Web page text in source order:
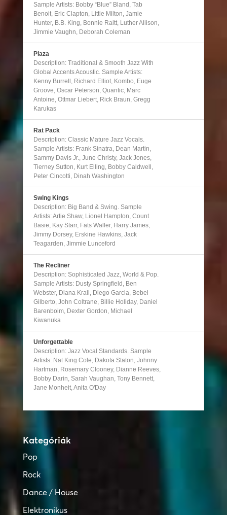
Sample Artists: Bobby “Blue” Bland, Tab
Benoit, Eric Clapton, Little Milton, Jamie
Hunter, B.B. King, Bonnie Raitt, Luther Allison,
Jimmie Vaughn, Deborah Coleman
Plaza
Description: Traditional & Smooth Jazz With
Global Accents Acoustic. Sample Artists:
Kenny Burrell, Richard Elliot, Kombo, Euge
Groove, Oscar Peterson, Quantic, Marc
Antoine, Ottmar Liebert, Rick Braun, Gregg
Karukas
Rat Pack
Description: Classic Mature Jazz Vocals.
Sample Artists: Frank Sinatra, Dean Martin,
Sammy Davis Jr., June Christy, Jack Jones,
Tierney Sutton, Kurt Elling, Bobby Caldwell,
Peter Cincotti, Dinah Washington
Swing Kings
Description: Big Band & Swing. Sample
Artists: Artie Shaw, Lionel Hampton, Count
Basie, Kay Starr, Fats Waller, Harry James,
Jimmy Dorsey, Erskine Hawkins, Jack
Teagarden, Jimmie Lunceford
The Recliner
Description: Sophisticated Jazz, World & Pop.
Sample Artists: Dusty Springfield, Ben
Webster, Diana Krall, Diego Garcia, Bebel
Gilberto, John Coltrane, Billie Holiday, Daniel
Barenboim, Dexter Gordon, Michael
Kiwanuka
Unforgettable
Description: Jazz Vocal Standards. Sample
Artists: Nat King Cole, Dakota Staton, Johnny
Hartman, Rosemary Clooney, Dianne Reeves,
Bobby Darin, Sarah Vaughan, Tony Bennett,
Jane Monheit, Anita O'Day
Kategóriák
Pop
Rock
Dance / House
Elektronikus